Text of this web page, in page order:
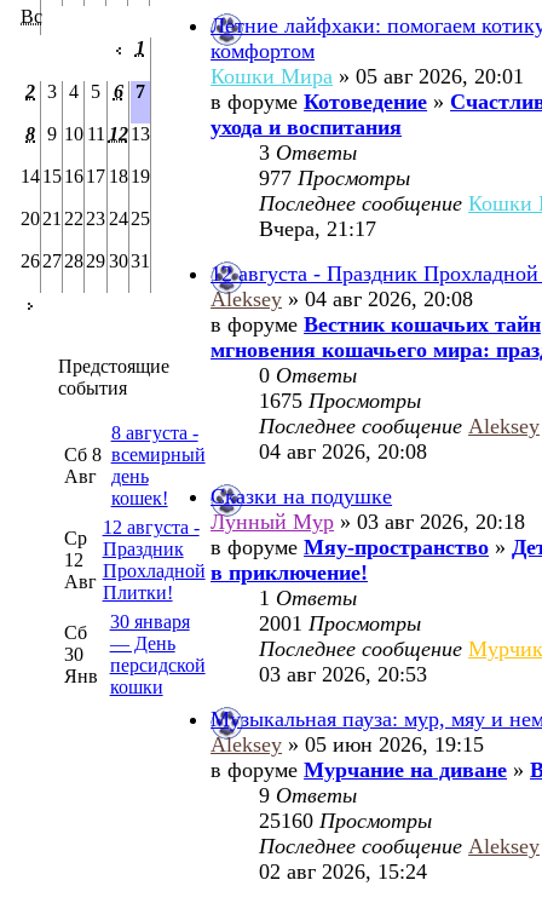
Вс
1
2 3 4 5 6 7
8 9 10 11 1213
14151617 1819
2021 22 23 2425
262728293031
Предстоящие
события
Сб 8
Авг
8 августа -
всемирный
день
кошек!
Ср
12
Авг
12 августа -
Праздник
Прохладной
Плитки!
Сб
30
Янв
30 января
— День
персидской
кошки
Летние лайфхаки: помогаем
комфортом
Кошки Мира » 05 авг 2026, 20:01
в форумеКотоведение »
ухода и воспитания
3 Ответы
977Просмотры
Последнее сообщениеКошки
Вчера, 21:17
12 августа - Праздник
Aleksey » 04 авг 2026, 20:08
в форумеВестник кошачьих тайн
мгновения кошачьего мира:
0 Ответы
1675Просмотры
Последнее сообщениеAleksey
04 авг 2026, 20:08
Сказки на подушке
Лунный Мур » 03 авг 2026, 20:18
в форумеМяу-пространство »
в приключение!
1 Ответы
2001Просмотры
Последнее сообщение
03 авг 2026, 20:53
Музыкальная пауза: мур, мяу и
Aleksey » 05 июн 2026, 19:15
в форумеМурчание на диване »
9 Ответы
25160Просмотры
Последнее сообщениеAleksey
02 авг 2026, 15:24